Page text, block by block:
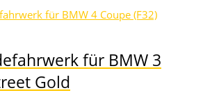
für BMW 3
Gold